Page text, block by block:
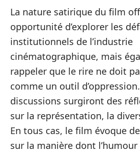
La nature satirique du film
opportunité d’explorer les
institutionnels de l’industrie
cinématographique, mais
rappeler que le rire ne doit
comme un outil
discussions surgiront des
sur la représentation, la
En tous cas, le film évoque
sur la manière dont